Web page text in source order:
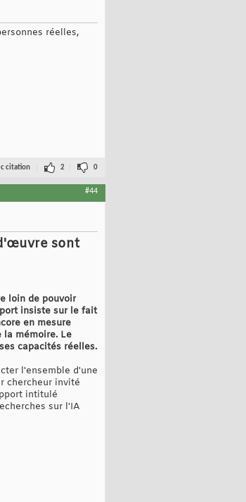
réelles,
citation 2 0
#44
sont
loin de pouvoir
insiste sur le fait
en mesure
mémoire. Le
capacités réelles.
l'ensemble d'une
chercheur invité
intitulé
sur l'IA